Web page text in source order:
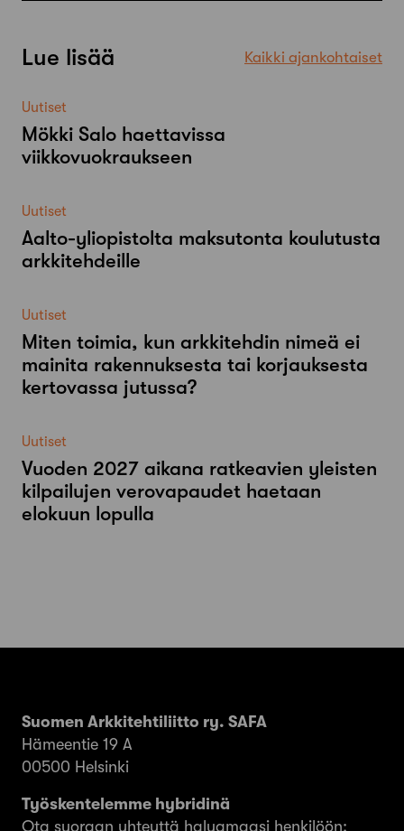
Lue lisää Kaikki ajankohtaiset
Uutiset
Mökki Salo haettavissa
viikkovuokraukseen
Uutiset
Aalto-​yliopistolta maksutonta koulutusta
arkkitehdeille
Uutiset
Miten toimia, kun arkkitehdin nimeä ei
mainita rakennuksesta tai korjauksesta
kertovassa jutussa?
Uutiset
Vuoden 2027 aikana ratkeavien yleisten
kilpailujen verovapaudet haetaan
elokuun lopulla
Suomen Arkkitehtiliitto ry. SAFA
Hämeentie 19 A
00500 Helsinki
Työskentelemme hybridinä
Ota suoraan yhteyttä haluamaasi henkilöön: